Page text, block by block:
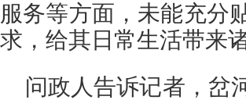
服务等方面，未能充分
求，给其日常生活带来
问政人告诉记者，岔